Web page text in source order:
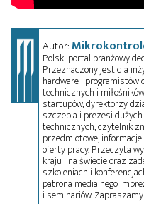
Autor:
Polski portal branżowy
Przeznaczony jest dla
hardware i
technicznych i
startupów, dyrektorzy
szczebla i prezesi
technicznych, czytelnik
przedmiotowe,
oferty pracy. Przeczyta
kraju i na świecie oraz
szkoleniach i
patrona medialnego
i seminariów.